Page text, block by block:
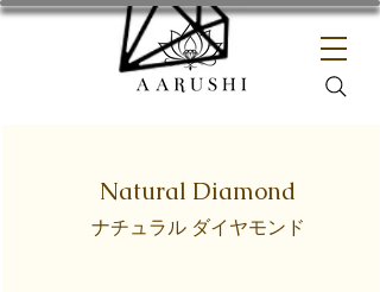
Natural Diamond
ナチュラル ダイヤモンド